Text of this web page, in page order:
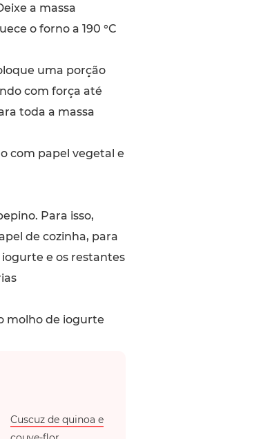
a massa
o forno a 190 °C
uma porção
com força até
toda a massa
com papel vegetal e
Para isso,
de cozinha, para
e os restantes
molho de iogurte
Cuscuz de quinoa e